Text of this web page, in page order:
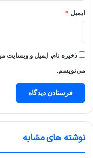
ایمیل *
ذخیره نام، ایمیل و وبسایت
می‌نویسم.
نوشته های مشابه